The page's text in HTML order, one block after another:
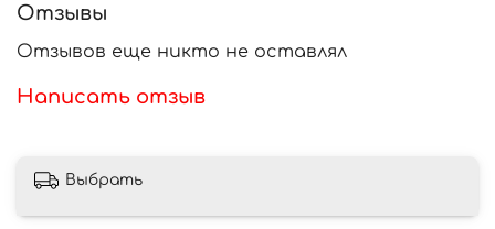
Отзывы
Отзывов еще никто не оставлял
Написать отзыв
Выбрать